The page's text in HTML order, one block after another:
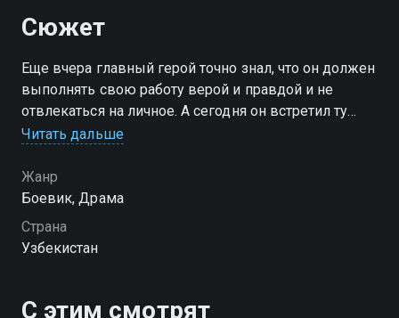
Сюжет
Еще вчера главный герой точно знал, что он должен
выполнять свою работу верой и правдой и не
отвлекаться на личное. А сегодня он встретил ту
единственную, которая заставляет сердце
Читать дальше
Жанр
Боевик, Драма
Страна
Узбекистан
С этим смотрят